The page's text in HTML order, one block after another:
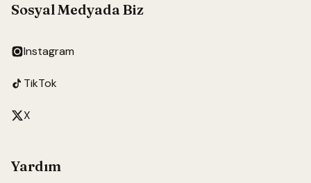
Sosyal Medyada Biz
Instagram
TikTok
X
Yardım